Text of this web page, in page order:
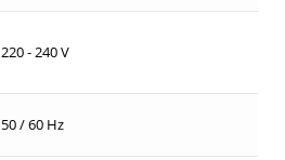
220 - 240 V
50 / 60 Hz